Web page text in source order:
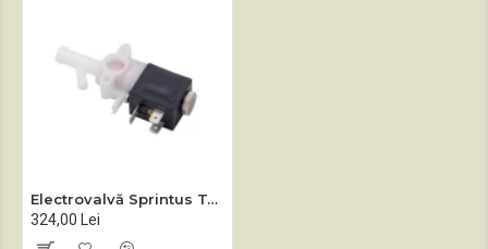
Electrovalvă Sprintus Tortuga
324,00 Lei